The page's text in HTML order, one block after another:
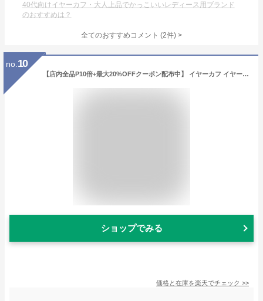
40代向けイヤーカフ・大人上品でかっこいいレディース用ブランド
のおすすめは？
全てのおすすめコメント (2件) >
no. 10
【店内全品P10倍+最大20%OFFクーポン配布中】 イヤーカフ イヤーカフス イヤカフ イヤリング 4点セット 大ぶり パール 金属アレルギー対応 18K レディース ニッケルフリー ゴールド シルバー ピンクゴールド 送料無料 ランキング1位 プチプライス高見え CRAIFE
ショップでみる
価格と在庫を楽天でチェック >>